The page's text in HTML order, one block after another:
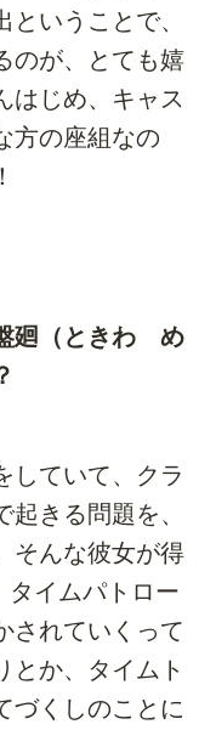
いうことで、
のが、とても嬉
はじめ、キャス
方の座組なの
廻（ときわ め
していて、クラ
きる問題を、
そんな彼女が得
タイムパトロー
されていくって
とか、タイムト
づくしのことに